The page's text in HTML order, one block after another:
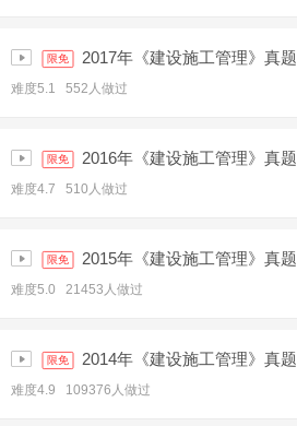
限免 2017年《建设施工管理》真题
难度5.1 552人做过
限免 2016年《建设施工管理》真题
难度4.7 510人做过
限免 2015年《建设施工管理》真题
难度5.0 21453人做过
限免 2014年《建设施工管理》真题
难度4.9 109376人做过